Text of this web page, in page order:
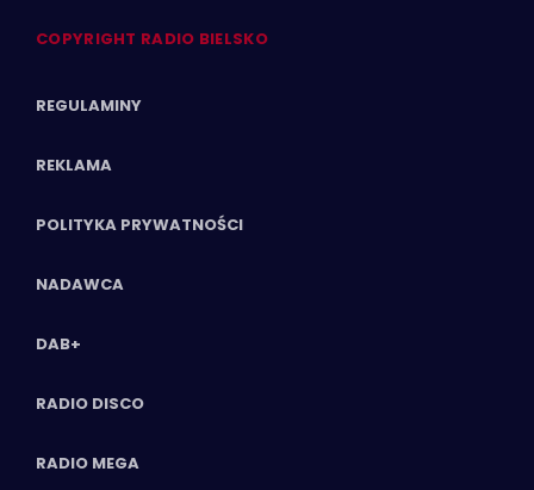
COPYRIGHT RADIO BIELSKO
REGULAMINY
REKLAMA
POLITYKA PRYWATNOŚCI
NADAWCA
DAB+
RADIO DISCO
RADIO MEGA